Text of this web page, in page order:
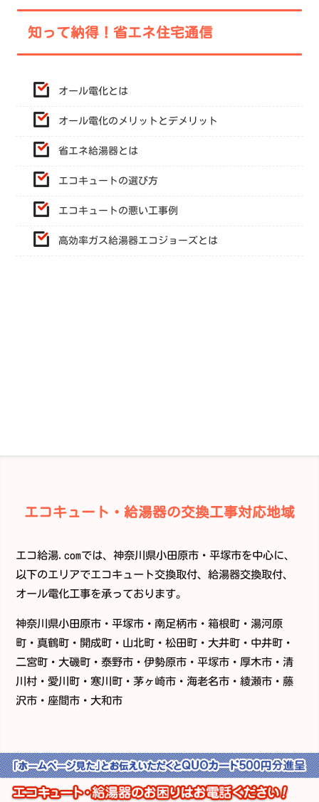
知って納得！省エネ住宅通信
オール電化とは
オール電化のメリットとデメリット
省エネ給湯器とは
エコキュートの選び方
エコキュートの悪い工事例
高効率ガス給湯器エコジョーズとは
エコキュート・給湯器の交換工事対応地域
エコ給湯.comでは、神奈川県小田原市・平塚市を中心に、
以下のエリアでエコキュート交換取付、給湯器交換取付、
オール電化工事を承っております。
神奈川県小田原市 ・平塚市 ・南足柄市・箱根町・湯河原
町・真鶴町・開成町・山北町・松田町・大井町・中井町・
二宮町・大磯町・泰野市・伊勢原市・平塚市・厚木市・清
川村・愛川町・寒川町・茅ヶ崎市・海老名市・綾瀬市・藤
沢市・座間市・大和市